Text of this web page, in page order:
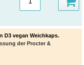
D3 vegan Weichkaps.
der Procter &